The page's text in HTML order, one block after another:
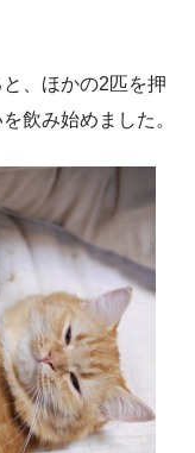
、ほかの2匹を押
飲み始めました。